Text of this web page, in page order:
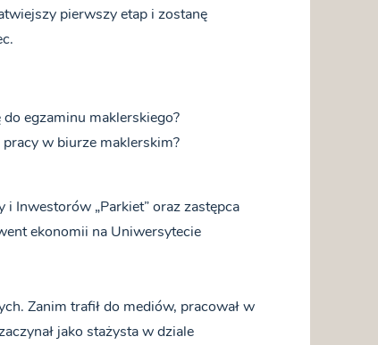
pierwszy etap i zostanę
egzaminu maklerskiego?
w biurze maklerskim?
i Inwestorów „Parkiet” oraz zastępca
ekonomii na Uniwersytecie
Zanim trafił do mediów, pracował w
jako stażysta w dziale